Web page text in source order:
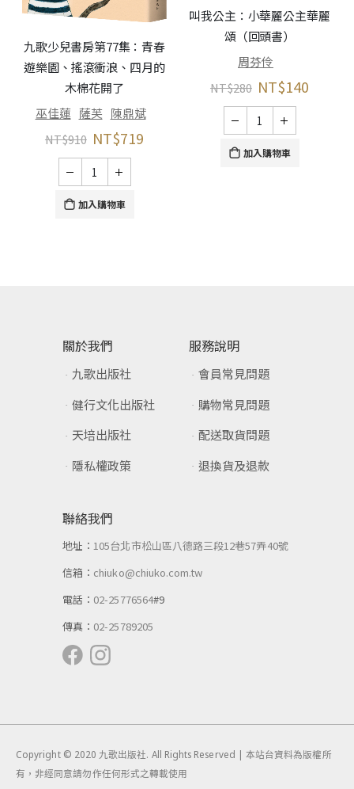
九歌少兒書房第77集：青春
遊樂園、搖滾衝浪、四月的
木棉花開了
巫佳蓮 薩芙 陳鼎斌
NT$910 NT$719
加入購物車
叫我公主：小華麗公主華麗
頌（回頭書）
周芬伶
NT$280 NT$140
加入購物車
關於我們
九歌出版社
健行文化出版社
天培出版社
隱私權政策
服務說明
會員常見問題
購物常見問題
配送取貨問題
退換貨及退款
聯絡我們
地址：105台北市松山區八德路三段12巷57弄40號
信箱： chiuko@chiuko.com.tw
電話： 02-25776564#9
傳真： 02-25789205
Copyright © 2020 九歌出版社. All Rights Reserved | 本站台資料為版權所
有，非經同意請勿作任何形式之轉載使用